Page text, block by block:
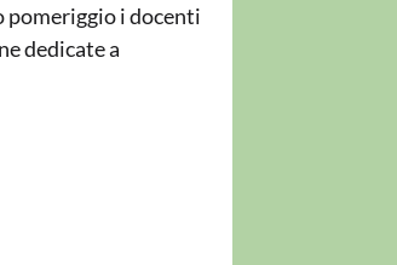
pomeriggio i docenti
dedicate a